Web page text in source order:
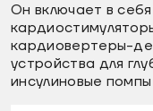
Он включает в
кардиовертеры-
устройства для
инсулиновые